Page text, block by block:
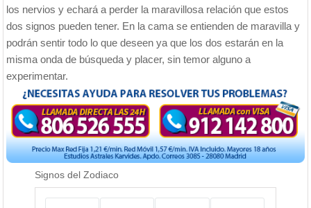
los nervios y echará a perder la maravillosa relación que estos
dos signos pueden tener. En la cama se entienden de maravilla y
podrán sentir todo lo que deseen ya que los dos estarán en la
misma onda de búsqueda y placer, sin temor alguno a
experimentar.
Signos del Zodiaco